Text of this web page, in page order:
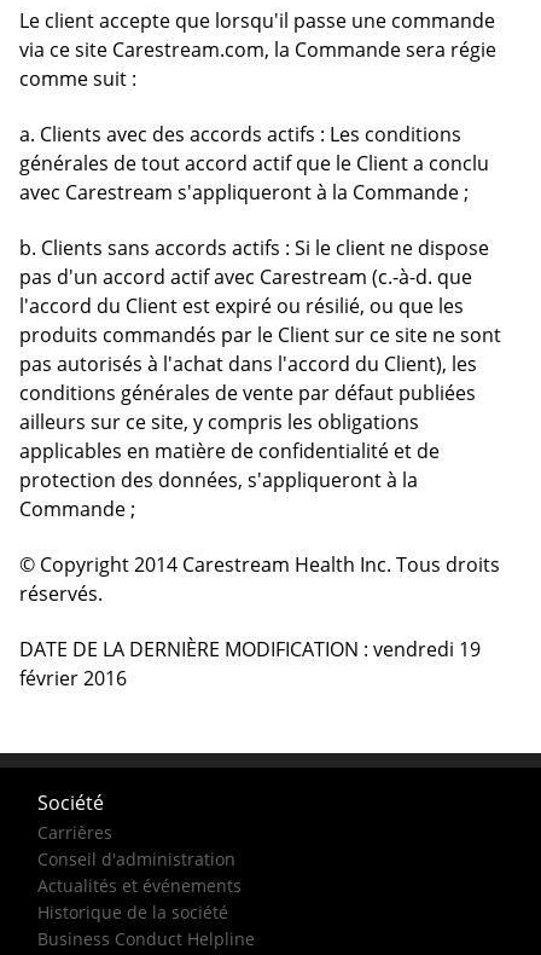
Le client accepte que lorsqu'il passe une commande
via ce site Carestream.com, la Commande sera régie
comme suit :
a. Clients avec des accords actifs : Les conditions
générales de tout accord actif que le Client a conclu
avec Carestream s'appliqueront à la Commande ;
b. Clients sans accords actifs : Si le client ne dispose
pas d'un accord actif avec Carestream (c.-à-d. que
l'accord du Client est expiré ou résilié, ou que les
produits commandés par le Client sur ce site ne sont
pas autorisés à l'achat dans l'accord du Client), les
conditions générales de vente par défaut publiées
ailleurs sur ce site, y compris les obligations
applicables en matière de confidentialité et de
protection des données, s'appliqueront à la
Commande ;
© Copyright 2014 Carestream Health Inc. Tous droits
réservés.
DATE DE LA DERNIÈRE MODIFICATION : vendredi 19
février 2016
Société
Carrières
Conseil d'administration
Actualités et événements
Historique de la société
Business Conduct Helpline